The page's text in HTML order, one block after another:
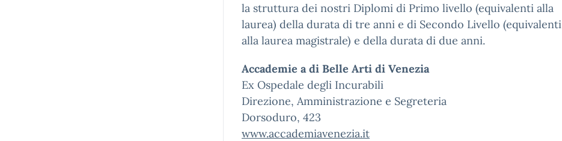
la struttura dei nostri Diplomi di Primo livello (equivalenti alla
laurea) della durata di tre anni e di Secondo Livello (equivalenti
alla laurea magistrale) e della durata di due anni.
Accademie a di Belle Arti di Venezia
Ex Ospedale degli Incurabili
Direzione, Amministrazione e Segreteria
Dorsoduro, 423
www.accademiavenezia.it